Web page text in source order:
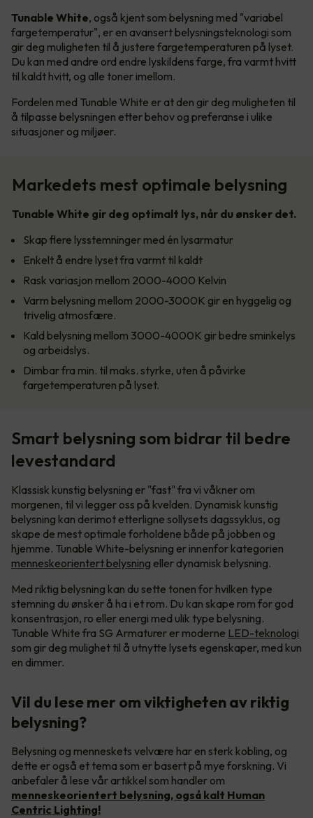
Tunable White, også kjent som belysning med "variabel
fargetemperatur", er en avansert belysningsteknologi som
gir deg muligheten til å justere fargetemperaturen på lyset.
Du kan med andre ord endre lyskildens farge, fra varmt hvitt
til kaldt hvitt, og alle toner imellom.
Fordelen med Tunable White er at den gir deg muligheten til
å tilpasse belysningen etter behov og preferanse i ulike
situasjoner og miljøer.
Markedets mest optimale belysning
Tunable White gir deg optimalt lys, når du ønsker det.
Skap flere lysstemninger med én lysarmatur
Enkelt å endre lyset fra varmt til kaldt
Rask variasjon mellom 2000-4000 Kelvin
Varm belysning mellom 2000-3000K gir en hyggelig og
trivelig atmosfære.
Kald belysning mellom 3000-4000K gir bedre sminkelys
og arbeidslys.
Dimbar fra min. til maks. styrke, uten å påvirke
fargetemperaturen på lyset.
Smart belysning som bidrar til bedre
levestandard
Klassisk kunstig belysning er "fast" fra vi våkner om
morgenen, til vi legger oss på kvelden. Dynamisk kunstig
belysning kan derimot etterligne sollysets dagssyklus, og
skape de mest optimale forholdene både på jobben og
hjemme. Tunable White-belysning er innenfor kategorien
menneskeorientert belysning eller dynamisk belysning.
Med riktig belysning kan du sette tonen for hvilken type
stemning du ønsker å ha i et rom. Du kan skape rom for god
konsentrasjon, ro eller energi med ulik type belysning.
Tunable White fra SG Armaturer er moderne LED-teknologi
som gir deg mulighet til å utnytte lysets egenskaper, med kun
en dimmer.
Vil du lese mer om viktigheten av riktig
belysning?
Belysning og menneskets velvære har en sterk kobling, og
dette er også et tema som er basert på mye forskning. Vi
anbefaler å lese vår artikkel som handler om
menneskeorientert belysning, også kalt Human
Centric Lighting!